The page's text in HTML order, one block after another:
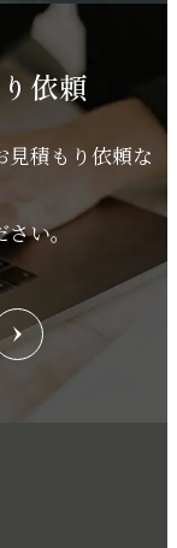
依頼
積もり依頼な
さい。